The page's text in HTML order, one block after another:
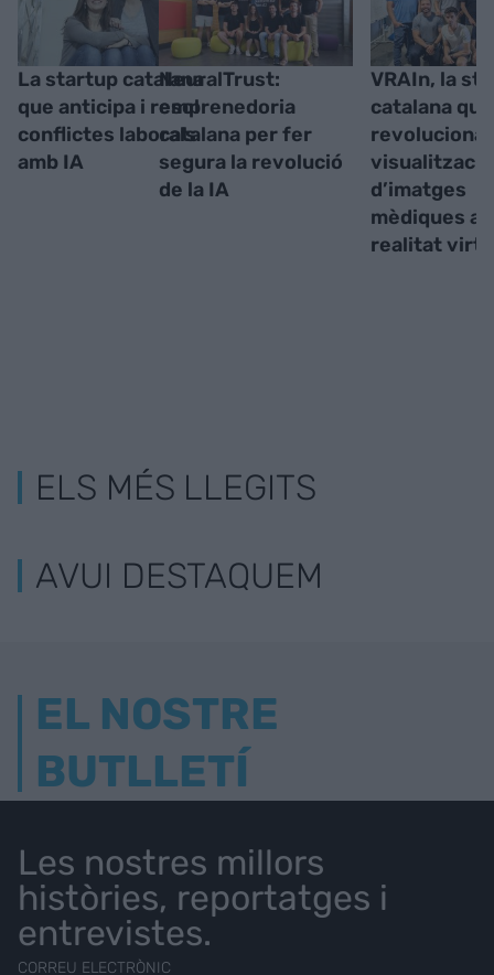
La startup catalana
que anticipa i resol
conflictes laborals
amb IA
NeuralTrust:
emprenedoria
catalana per fer
segura la revolució
de la IA
VRAIn, la
catalana que
revoluciona
visualització
d’imatges
mèdiques
realitat
ELS MÉS LLEGITS
AVUI DESTAQUEM
EL NOSTRE
BUTLLETÍ
Les nostres millors
històries, reportatges i
entrevistes.
CORREU ELECTRÒNIC